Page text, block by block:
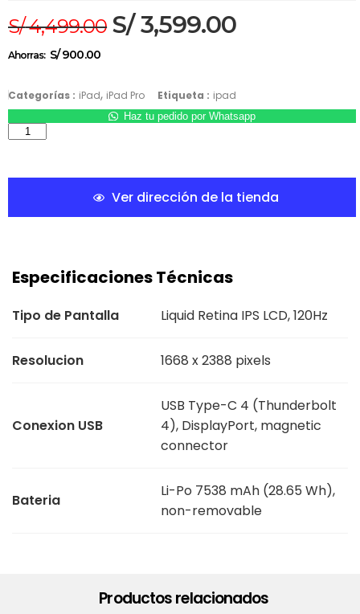
S/4,499.00 S/3,599.00
Ahorras: S/900.00
Categorías : iPad, iPad Pro Etiqueta : ipad
Haz tu pedido por Whatsapp
Ver dirección de la tienda
Especificaciones Técnicas
Tipo de Pantalla Liquid Retina IPS LCD, 120Hz
Resolucion 1668 x 2388 pixels
Conexion USB
USB Type-C 4 (Thunderbolt
4), DisplayPort, magnetic
connector
Bateria
Li-Po 7538 mAh (28.65 Wh),
non-removable
Productos relacionados